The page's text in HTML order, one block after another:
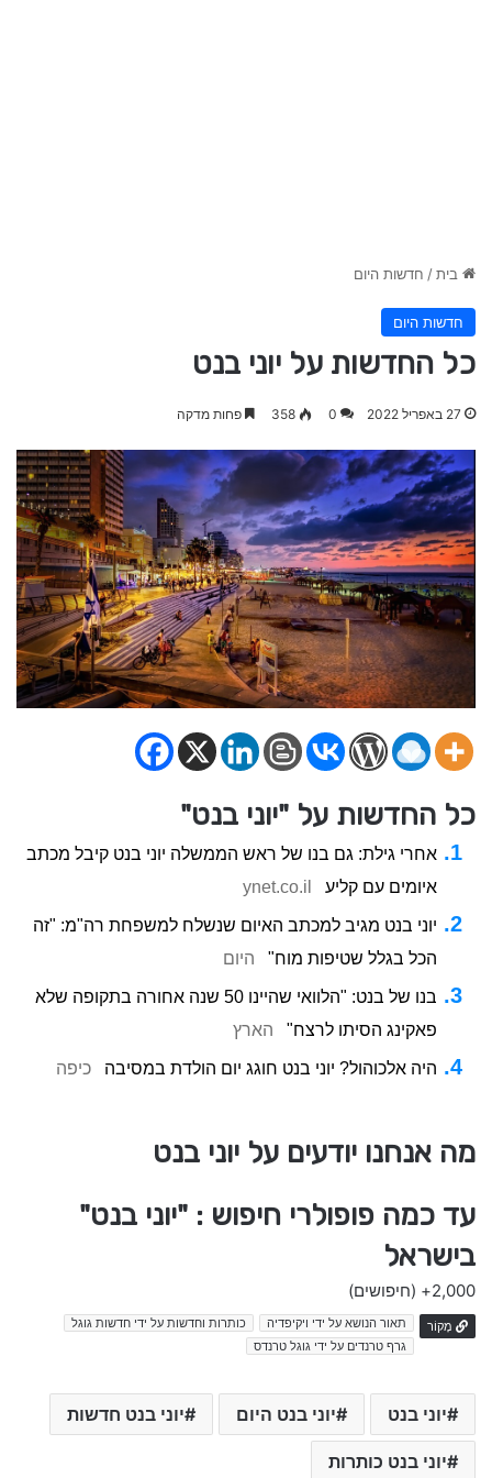
בית/ חדשות היום
חדשות היום
כל החדשות על יוני בנט
27 באפריל 2022 0
358 פחות מדקה
כל החדשות על "יוני בנט"
אחרי גילת: גם בנו של ראש הממשלה יוני בנט קיבל מכתב
איומים עם קליע
ynet.co.il
יוני בנט מגיב למכתב האיום שנשלח למשפחת רה"מ: "זה
הכל בגלל שטיפות מוח"
היום
בנו של בנט: "הלוואי שהיינו 50 שנה אחורה בתקופה שלא
פאקינג הסיתו לרצח"
הארץ
היה אלכוהול? יוני בנט חוגג יום הולדת במסיבה כיפה
מה אנחנו יודעים על יוני בנט
עד כמה פופולרי חיפוש : "יוני בנט"
בישראל
2,000+ (חיפושים)
מָקוֹר תאור הנושא על ידי ויקיפדיה
כותרות וחדשות על ידי חדשות גוגל
גרף טרנדים על ידי גוגל טרנדס
יוני בנט יוני בנט היום יוני בנט חדשות
יוני בנט כותרות